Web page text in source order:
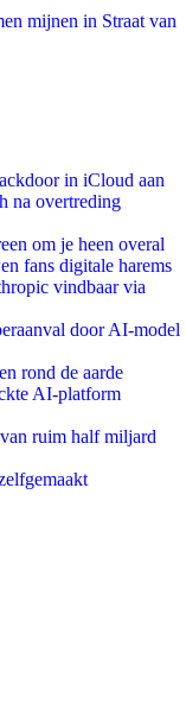
mijnen in Straat van
in iCloud aan
na overtreding
om je heen overal
fans digitale harems
vindbaar via
door AI-model
rond de aarde
AI-platform
ruim half miljard